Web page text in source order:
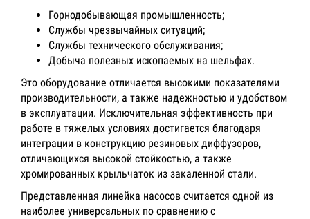
Горнодобывающая промышленность;
Службы чрезвычайных ситуаций;
Службы технического обслуживания;
Добыча полезных ископаемых на шельфах.
Это оборудование отличается высокими показателями
производительности, а также надежностью и удобством
в эксплуатации. Исключительная эффективность при
работе в тяжелых условиях достигается благодаря
интеграции в конструкцию резиновых диффузоров,
отличающихся высокой стойкостью, а также
хромированных крыльчаток из закаленной стали.
Представленная линейка насосов считается одной из
наиболее универсальных по сравнению с